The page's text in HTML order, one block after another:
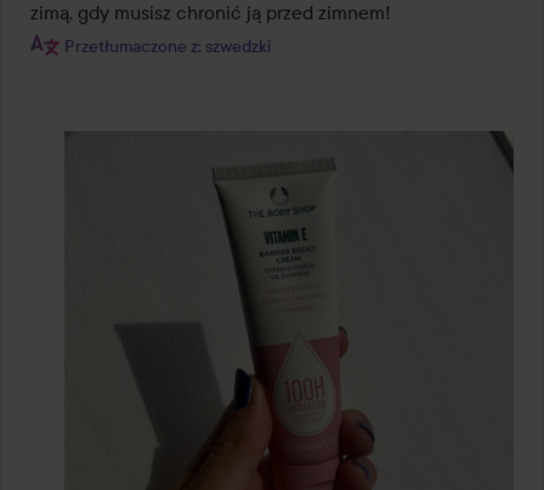
zimą, gdy musisz chronić ją przed zimnem!
Przetłumaczone z: szwedzki